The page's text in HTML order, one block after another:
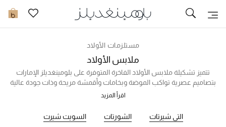
0 تخفيضات
جديد في الخصومات
مستلزمات الأولاد
ملابس الأولاد
تتميز تشكيلة ملابس الأولاد الفاخرة المتوفرة على بلومينغديلز الإمارات
بتصاميم عصرية تواكب الموضة وبخامات وأقمشة مريحة وذات جودة عالية
ليحظى الأولاد براحة تامة طوال اليوم، وتشتمل التشكيلة على قطع
والبلايز والقمصان الفخمة، وانتهاءً بالبناطيل والشورتات والجاكيتات
الكاجوال. سواء كان طفلكم يود ارتداء إطلالة راقية لمناسبة خاصة، أو
اقرأ المزيد
التي شيرتات الشورتات السويت شيرت